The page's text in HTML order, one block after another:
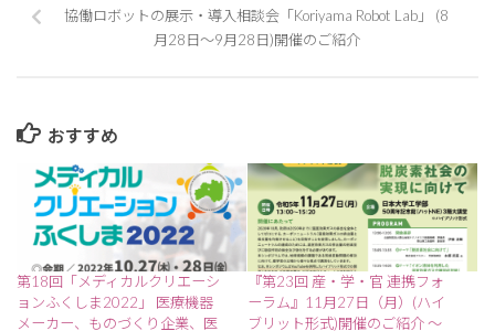
協働ロボットの展示・導入相談会「Koriyama Robot Lab」 (8
月28日～9月28日)開催のご紹介
おすすめ
第18回「メディカルクリエーシ
ョンふくしま2022」 医療機器
メーカー、ものづくり企業、医
『第23回 産・学・官 連携フォ
ーラム』11月27日（月）(ハイ
ブリット形式)開催のご紹介 ～